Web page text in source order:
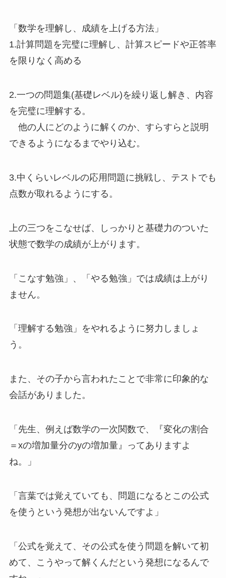
「数学を理解し、成績を上げる方法」
1.計算問題を完璧に理解し、計算スピードや正答率
を限りなく高める
2.一つの問題集(基礎レベル)を繰り返し解き、内容
を完璧に理解する。
他の人にどのように解くのか、すらすらと説明
できるようになるまでやり込む。
3.中くらいレベルの応用問題に挑戦し、テストでも
点数が取れるようにする。
上の三つをこなせば、しっかりと基礎力のついた
状態で数学の成績が上がります。
「こなす勉強」、「やる勉強」では成績は上がり
ません。
「理解する勉強」をやれるように努力しましょ
う。
また、その子から言われたことで非常に印象的な
会話がありました。
「先生、例えば数学の一次関数で、『変化の割合
＝xの増加量分のyの増加量』ってありますよ
ね。」
「言葉では覚えていても、問題になるとこの公式
を使うという発想が出ないんですよ」
「公式を覚えて、その公式を使う問題を解いて初
めて、こうやって解くんだという発想になるんで